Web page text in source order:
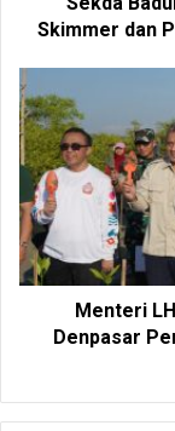
Skimmer dan
Menteri
Denpasar